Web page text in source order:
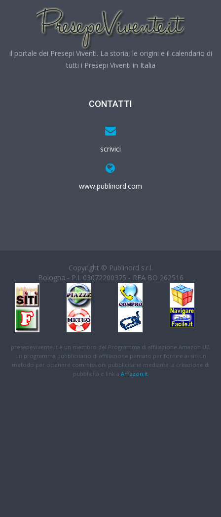
il portale dei Presepi Viventi. La storia, le origini e il calendario di
tutti i Presepi Viventi in Italia
CONTATTI
scrivici
www.publinord.com
Copyright © Publinord s.r.l.
Bologna - P.I. 03072200375 - REA BO 262516
presepevivente.it è un membro del Programma di affiliazione Amazon UE,
un programma pubblicitario di affiliazione pensato per fornire ai siti un
metodo per ottenere commissioni pubblicitarie mediante la creazione di
pubblicità e link a Amazon.it